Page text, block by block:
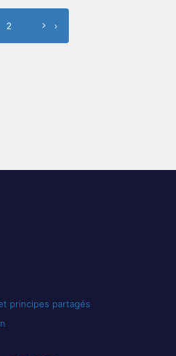
CPC,
Droits
Santé
2 ›
principes partagés